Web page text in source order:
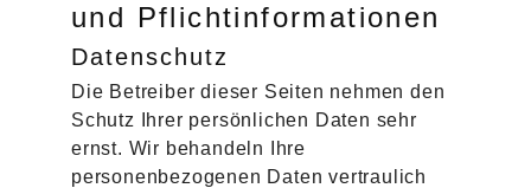
und Pflicht­informationen
Datenschutz
Die Betreiber dieser Seiten nehmen den
Schutz Ihrer persönlichen Daten sehr
ernst. Wir behandeln Ihre
personenbezogenen Daten vertraulich